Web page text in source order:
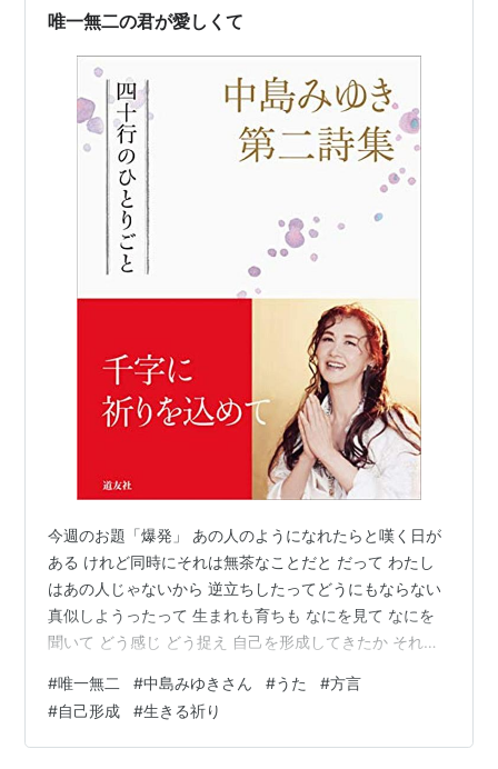
唯一無二の君が愛しくて
今週のお題「爆発」 あの人のようになれたらと嘆く日が
ある けれど同時にそれは無茶なことだと だって わたし
はあの人じゃないから 逆立ちしたってどうにもならない
真似しようったって 生まれも育ちも なにを見て なにを
聞いて どう感じ どう捉え 自己を形成してきたか それら
ても 反応 いっしょじゃないっしょ 本人しかわかんない
時空がある 踏み込めない領域がある 横並びじゃ気色わる
い あんたはあんたでえぇんよ よその人に脳みそのぞかれ
#唯一無二 #中島みゆきさん #うた #方言
#自己形成 #生きる祈り